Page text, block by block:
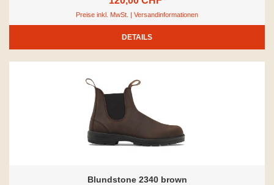
Preise inkl. MwSt. | Versandinformationen
DETAILS
Blundstone 2340 brown